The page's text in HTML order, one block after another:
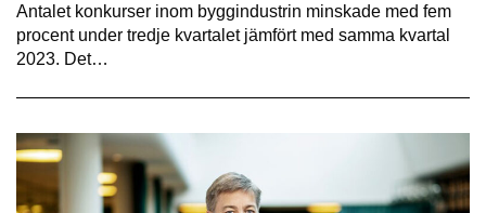
Antalet konkurser inom byggindustrin minskade med fem
procent under tredje kvartalet jämfört med samma kvartal
2023. Det…